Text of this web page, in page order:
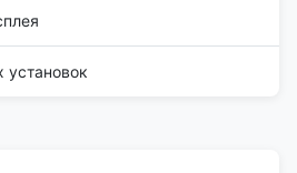
установок